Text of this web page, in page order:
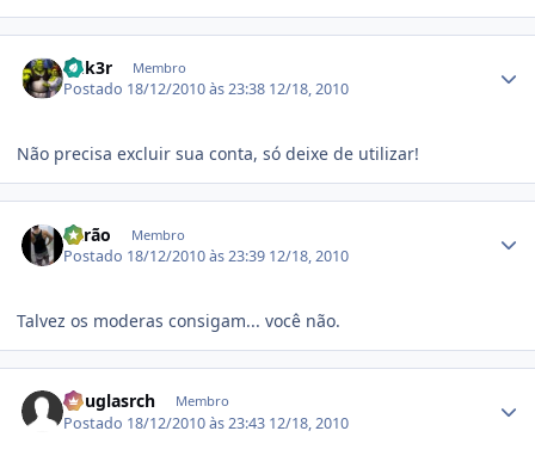
nuk3r Membro
Postado 18/12/2010 às 23:38 12/18, 2010
Não precisa excluir sua conta, só deixe de utilizar!
Barão Membro
Postado 18/12/2010 às 23:39 12/18, 2010
Talvez os moderas consigam... você não.
douglasrch Membro
Postado 18/12/2010 às 23:43 12/18, 2010